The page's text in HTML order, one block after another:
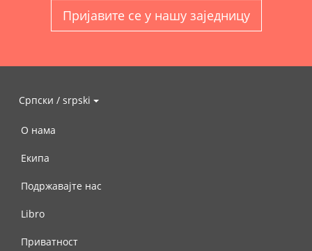
Пријавите се у нашу заједницу
Српски / srpski
О нама
Екипа
Подржавајте нас
Libro
Приватност